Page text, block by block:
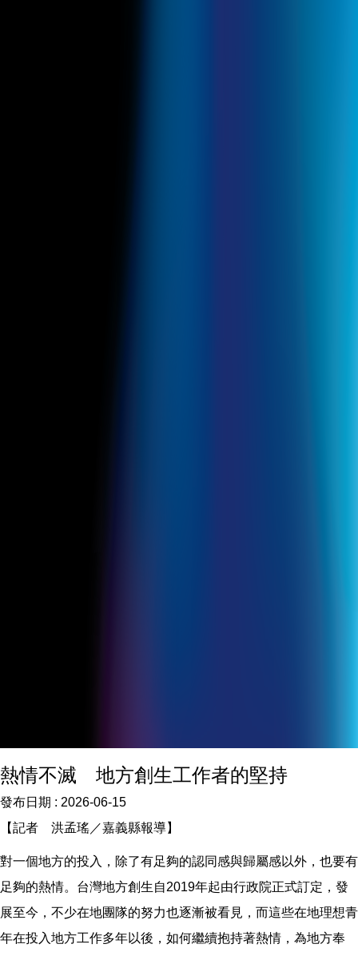
熱情不滅 地方創生工作者的堅持
發布日期 : 2026-06-15
【記者 洪孟瑤／嘉義縣報導】
對一個地方的投入，除了有足夠的認同感與歸屬感以外，也要有
足夠的熱情。台灣地方創生自2019年起由行政院正式訂定，發
展至今，不少在地團隊的努力也逐漸被看見，而這些在地理想青
年在投入地方工作多年以後，如何繼續抱持著熱情，為地方奉